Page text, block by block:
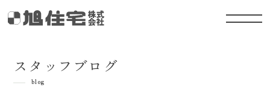
スタッフブログ
blog